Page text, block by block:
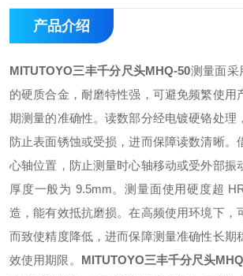
产品介绍
MITUTOYO三丰千分尺头MHQ-50测量面采
的硬质合金，耐磨特性强，可避免频繁使用
期测量的准确性。读数部分经电镀硬铬处理
防止表面锈蚀或受损，进而保障读数清晰。
心轴位置，防止测量时心轴移动或受外部振
厚度一般为 9.5mm。测量面使用硬度超
造，能有效抵抗磨损。在高频使用环境下，
而致使精度降低，进而保障测量准确性长期
效使用期限。 MITUTOYO三丰千分尺头